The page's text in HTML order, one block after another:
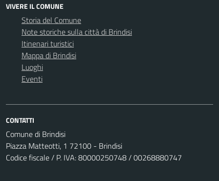
VIVERE IL COMUNE
Storia del Comune
Note storiche sulla città di Brindisi
Itinenari turistici
Mappa di Brindisi
Luoghi
Eventi
CONTATTI
Comune di Brindisi
Piazza Matteotti, 1 72100 - Brindisi
Codice fiscale / P. IVA: 80000250748 / 00268880747